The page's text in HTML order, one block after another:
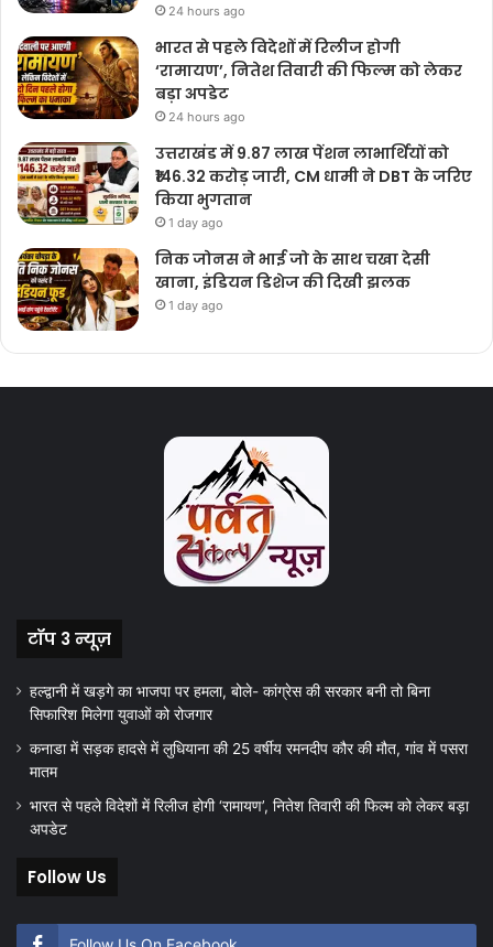
24 hours ago
भारत से पहले विदेशों में रिलीज होगी
‘रामायण’, नितेश तिवारी की फिल्म को लेकर
बड़ा अपडेट
24 hours ago
उत्तराखंड में 9.87 लाख पेंशन लाभार्थियों को
₹146.32 करोड़ जारी, CM धामी ने DBT के जरिए
किया भुगतान
1 day ago
निक जोनस ने भाई जो के साथ चखा देसी
खाना, इंडियन डिशेज की दिखी झलक
1 day ago
टॉप 3 न्यूज़
हल्द्वानी में खड़गे का भाजपा पर हमला, बोले- कांग्रेस की सरकार बनी तो बिना
सिफारिश मिलेगा युवाओं को रोजगार
कनाडा में सड़क हादसे में लुधियाना की 25 वर्षीय रमनदीप कौर की मौत, गांव में पसरा
मातम
भारत से पहले विदेशों में रिलीज होगी ‘रामायण’, नितेश तिवारी की फिल्म को लेकर बड़ा
अपडेट
Follow Us